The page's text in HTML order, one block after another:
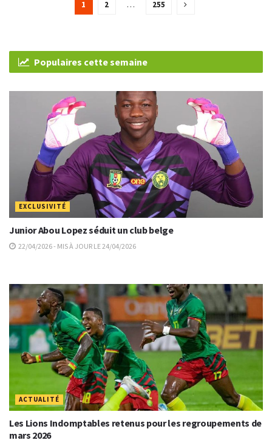
1 2 … 255
Populaires cette semaine
EXCLUSIVITÉ
Junior Abou Lopez séduit un club belge
22/04/2026 - MIS À JOUR LE 24/04/2026
ACTUALITÉ
Les Lions Indomptables retenus pour les regroupements de
mars 2026